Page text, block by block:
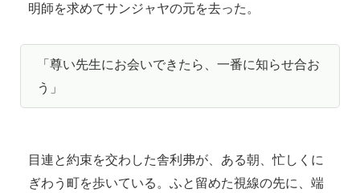
明師を求めてサンジャヤの元を去った。
「尊い先生にお会いできたら、一番に知らせ合お
う」
目連と約束を交わした舎利弗が、ある朝、忙しくに
ぎわう町を歩いている。ふと留めた視線の先に、端